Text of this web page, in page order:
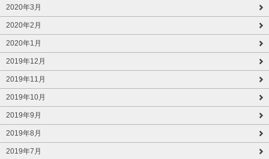
2020年3月
2020年2月
2020年1月
2019年12月
2019年11月
2019年10月
2019年9月
2019年8月
2019年7月